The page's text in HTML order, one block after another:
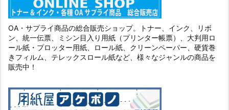
OA・サプライ商品の総合販売ショップ。トナー、インク、リボ
ン、統一伝票、ミシン目入り用紙（プリンター帳票）、大判用ロ
ール紙・プロッター用紙、ロール紙、クリーンペーパー、硬貨巻
きフィルム、テレックスロール紙など、様々なジャンルの商品を
販売中！